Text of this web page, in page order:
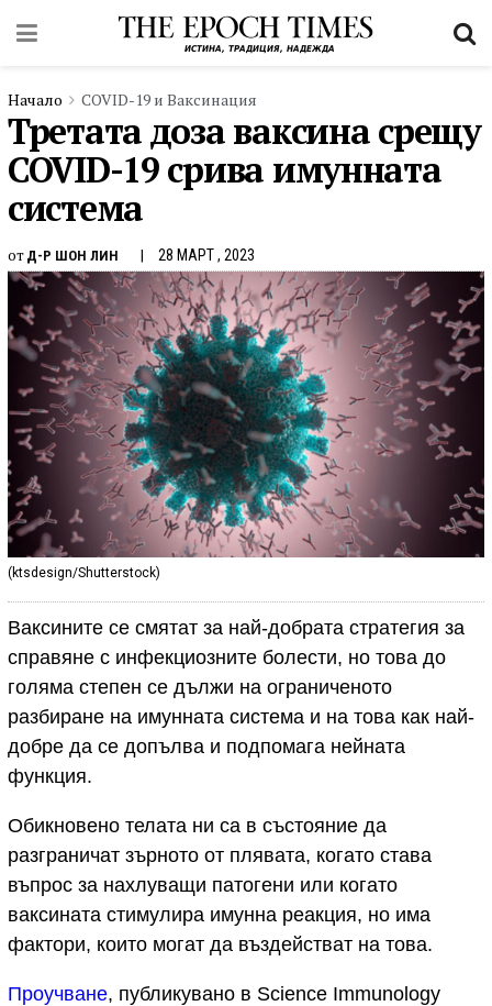
Начало COVID-19 и Ваксинация
Третата доза ваксина срещу
COVID-19 срива имунната
система
от Д-Р ШОН ЛИН 28 МАРТ , 2023
(ktsdesign/Shutterstock)
Ваксините се смятат за най-добрата стратегия за
справяне с инфекциозните болести, но това до
голяма степен се дължи на ограниченото
разбиране на имунната система и на това как най-
добре да се допълва и подпомага нейната
функция.
Обикновено телата ни са в състояние да
разграничат зърното от плявата, когато става
въпрос за нахлуващи патогени или когато
ваксината стимулира имунна реакция, но има
фактори, които могат да въздействат на това.
Проучване, публикувано в Science Immunology